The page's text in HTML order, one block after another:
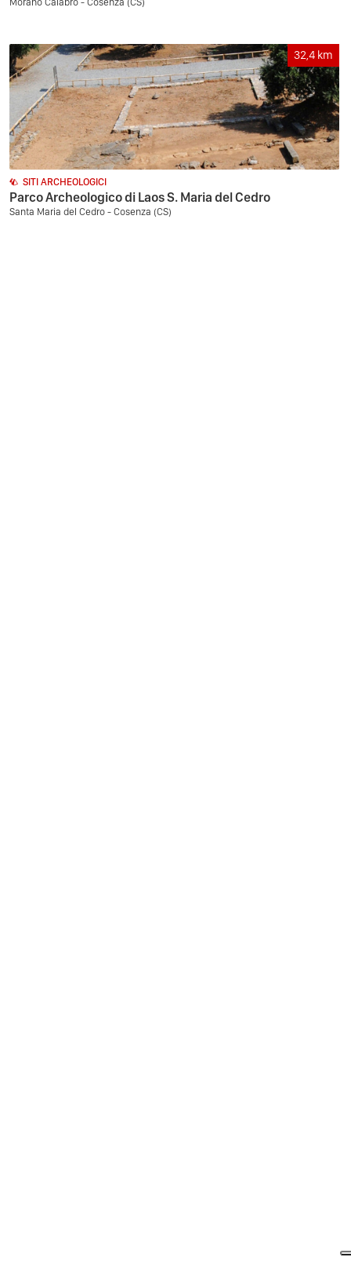
32,4 km
SITI ARCHEOLOGICI
Parco Archeologico di Laos S. Maria del Cedro
Santa Maria del Cedro - Cosenza (CS)